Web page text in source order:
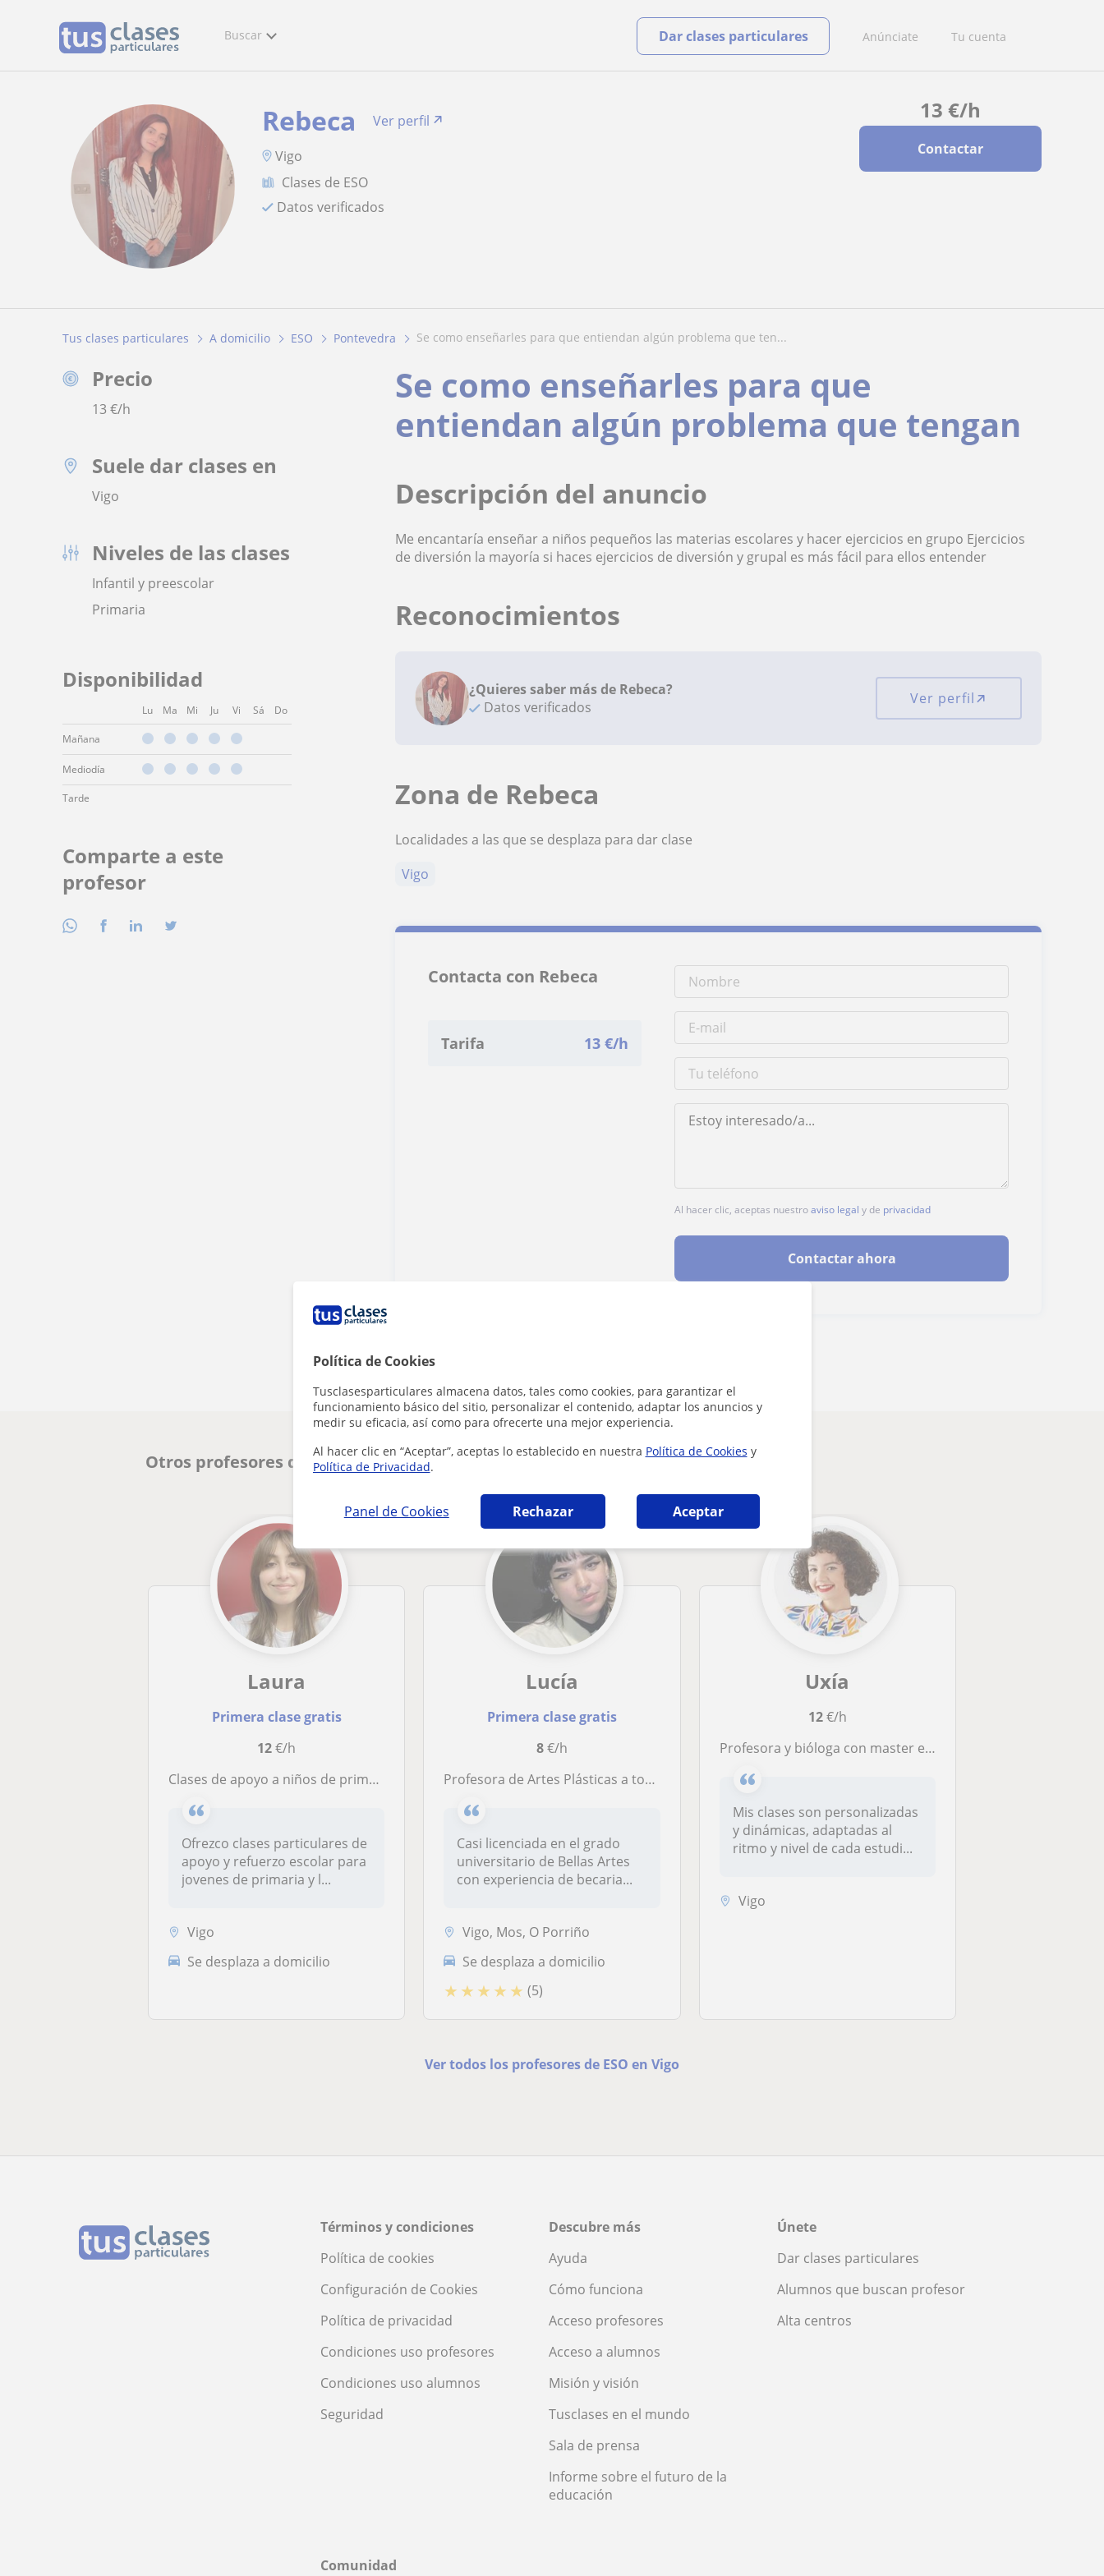
Política de Cookies
Tusclasesparticulares almacena datos, tales como cookies, para garantizar el
funcionamiento básico del sitio, personalizar el contenido, adaptar los anuncios y
medir su eficacia, así como para ofrecerte una mejor experiencia.
Al hacer clic en “Aceptar”, aceptas lo establecido en nuestra Política de Cookies y
Política de Privacidad.
Panel de Cookies Rechazar Aceptar
Buscar Anúnciate Tu cuenta
Dar clases particulares
13 €/h
Contactar
Rebeca
Ver perfil
Vigo
Clases de ESO
Datos verificados
Tus clases particulares A domicilio ESO Pontevedra se como enseñarles para que entiendan algún problema que ten...
Precio
13 €/h
Suele dar clases en
Vigo
Niveles de las clases
Infantil y preescolar
Primaria
Disponibilidad
Lu Ma Mi Ju Vi Sá Do
Mañana
Mediodía
Tarde
Comparte a este
profesor
Se como enseñarles para que
entiendan algún problema que tengan
Descripción del anuncio
Me encantaría enseñar a niños pequeños las materias escolares y hacer ejercicios en grupo Ejercicios
de diversión la mayoría si haces ejercicios de diversión y grupal es más fácil para ellos entender
Reconocimientos
¿Quieres saber más de Rebeca?
Datos verificados
Ver perfil
Zona de Rebeca
Localidades a las que se desplaza para dar clase
Vigo
Contacta con Rebeca
Tarifa 13 €/h
Al hacer clic, aceptas nuestroaviso legal y de privacidad
Contactar ahora
Otros profesores de ESO en Vigo que pueden interesarte
Laura
Primera clase gratis
12€/h
Clases de apoyo a niños de primaria y la ESO
Ofrezco clases particulares de
apoyo y refuerzo escolar para
jovenes de primaria y l...
Vigo
Se desplaza a domicilio
Lucía
Primera clase gratis
8€/h
Profesora de Artes Plásticas a todos los niveles
Casi licenciada en el grado
universitario de Bellas Artes
con experiencia de becaria...
Vigo, Mos, O Porriño
Se desplaza a domicilio
★ ★ ★ ★ ★ (5)
Uxía
12€/h
Profesora y bióloga con master en profesorado y también en genética. Llevo desde 2018 dando clases particulares.
Mis clases son personalizadas
y dinámicas, adaptadas al
ritmo y nivel de cada estudi...
Vigo
Ver todos los profesores de ESO en Vigo
Términos y condiciones
Política de cookies
Configuración de Cookies
Política de privacidad
Condiciones uso profesores
Condiciones uso alumnos
Seguridad
Descubre más
Ayuda
Cómo funciona
Acceso profesores
Acceso a alumnos
Misión y visión
Tusclases en el mundo
Sala de prensa
Informe sobre el futuro de la
educación
Únete
Dar clases particulares
Alumnos que buscan profesor
Alta centros
Comunidad